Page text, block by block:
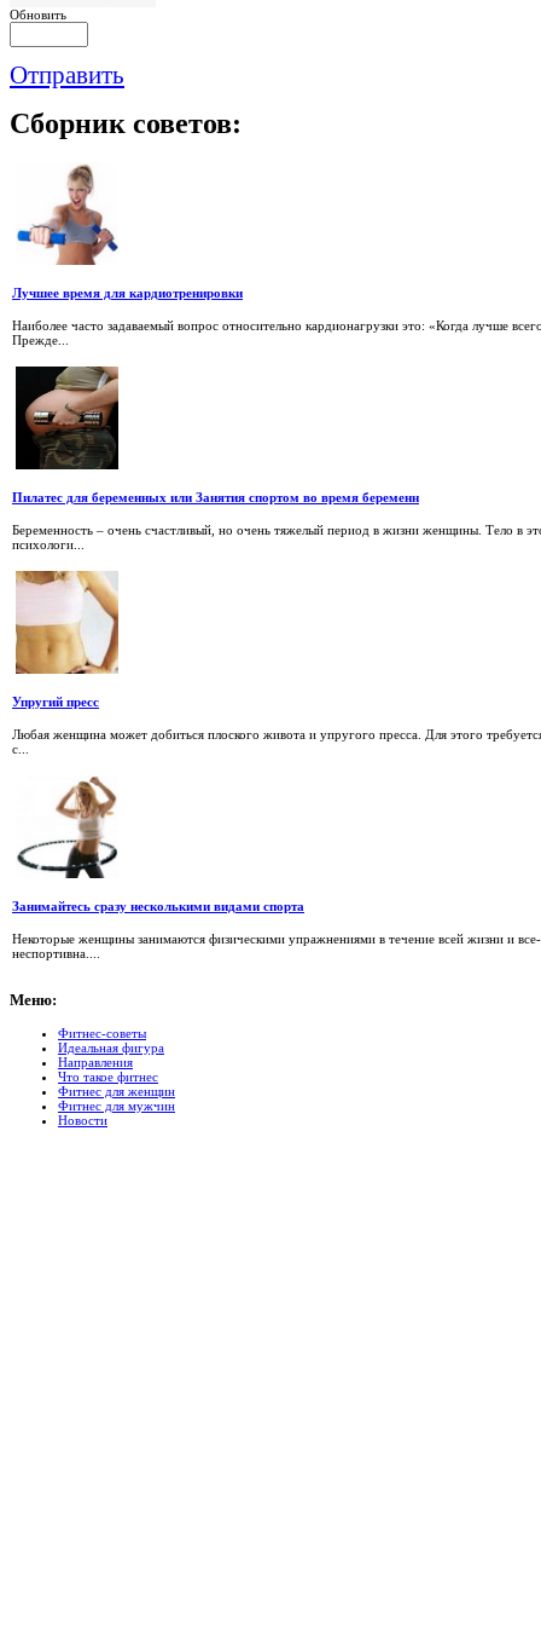
Обновить
Отправить
Сборник советов:
Лучшее время для кардиотренировки
Наиболее часто задаваемый вопрос относительно кардионагрузки это: «Когда лучше
Прежде...
Пилатес для беременных или Занятия спортом во время беременн
Беременность – очень счастливый, но очень тяжелый период в жизни женщины. Тело в
психологи...
Упругий пресс
Любая женщина может добиться плоского живота и упругого пресса. Для этого
с...
Занимайтесь сразу несколькими видами спорта
Некоторые женщины занимаются физическими упражнениями в течение всей жизни и
неспортивна....
Меню:
Фитнес-советы
Идеальная фигура
Направления
Что такое фитнес
Фитнес для женщин
Фитнес для мужчин
Новости